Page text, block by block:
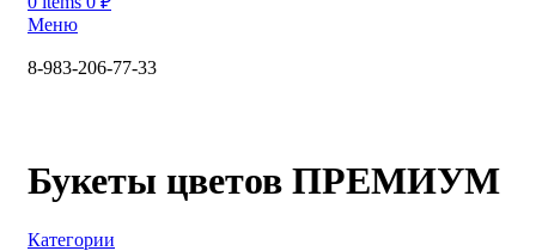
Меню
8-983-206-77-33
Букеты цветов ПРЕМИУМ
Категории